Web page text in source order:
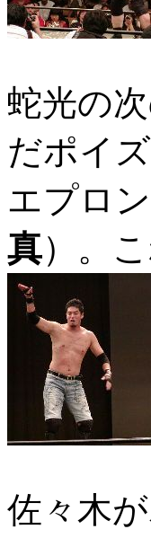
蛇光の
だポイ
エプロ
真）。
佐々木